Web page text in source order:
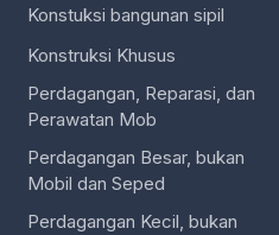
Konstuksi bangunan sipil
Konstruksi Khusus
Perdagangan, Reparasi, dan
Perawatan Mob
Perdagangan Besar, bukan
Mobil dan Seped
Perdagangan Kecil, bukan